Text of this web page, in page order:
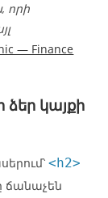
որի
— Finance
ձեր կայքի
<h2>
ճանաչեն